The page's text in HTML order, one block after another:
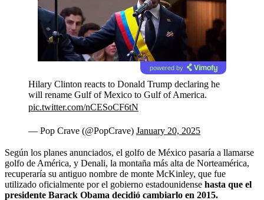
powered by
Hilary Clinton reacts to Donald Trump declaring he
will rename Gulf of Mexico to Gulf of America.
pic.twitter.com/nCESoCF6tN
— Pop Crave (@PopCrave) January 20, 2025
Según los planes anunciados, el golfo de México pasaría a llamarse
golfo de América, y Denali, la montaña más alta de Norteamérica,
recuperaría su antiguo nombre de monte McKinley, que fue
utilizado oficialmente por el gobierno estadounidense hasta que el
presidente Barack Obama decidió cambiarlo en 2015.